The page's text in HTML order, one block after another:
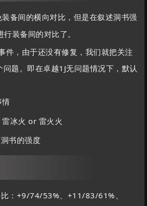
备间的横向对比，但是在叙述洞书强
装备间的对比了。
件，由于还没有修复，我们就把关注
问题。即在卓越1J无问题情况下，默认
情
冰火 or 雷火火
书的强度
：+9/74/53%、+11/83/61%、